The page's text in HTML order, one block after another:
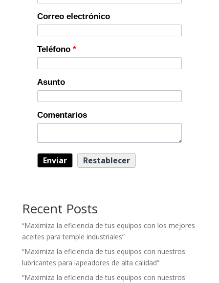
Correo electrónico
Teléfono *
Asunto
Comentarios
Recent Posts
“Maximiza la eficiencia de tus equipos con los mejores
aceites para temple industriales”
“Maximiza la eficiencia de tus equipos con nuestros
lubricantes para lapeadores de alta calidad”
“Maximiza la eficiencia de tus equipos con nuestros